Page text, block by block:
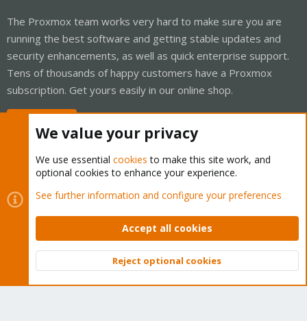
The Proxmox team works very hard to make sure you are
running the best software and getting stable updates and
security enhancements, as well as quick enterprise support.
Tens of thousands of happy customers have a Proxmox
subscription. Get yours easily in our online shop.
Cookies
Proxmox Support Forum - Light Mode
Contact us
Terms and rules Privacy policy Help Home
Community platform by XenForo © 2010-2026 XenForo Ltd.
Top
We value your privacy
We use essential cookies to make this site work, and
optional cookies to enhance your experience.
See further information and configure your preferences
Accept all cookies
Reject optional cookies